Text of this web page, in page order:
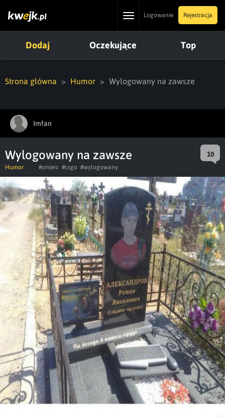
ToggleLogowanie Rejestracja
Dodaj Oczekujące Top
Strona główna Humor Wylogowany na zawsze
Imfan
Wylogowany na zawsze 10
Humor #smierc #csgo #wylogowany